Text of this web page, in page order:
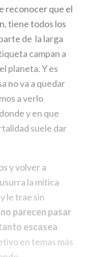
reconocer que el
tiene todos los
de la larga
campan a
planeta. Y es
no va a quedar
a verlo
y en que
suele dar
y volver a
la mítica
le trae sin
parecen pasar
escasea
en temas más